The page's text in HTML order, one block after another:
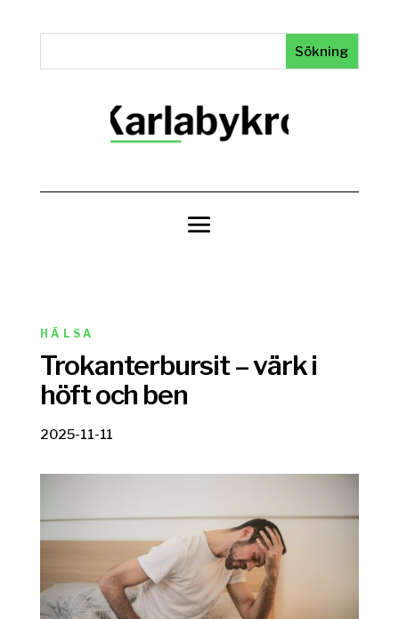
HÄLSA
Trokanterbursit – värk i
höft och ben
2025-11-11